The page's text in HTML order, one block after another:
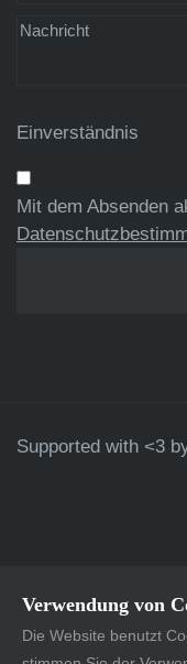
Einverständnis
Mit dem Absenden
Supported with <3
Verwendung von
Die Website benutzt